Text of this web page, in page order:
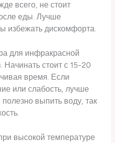
всего, не стоит
еды. Лучше
избежать дискомфорта.
для инфракрасной
стоит с 15-20
время. Если
или слабость, лучше
выпить воду, так
высокой температуре